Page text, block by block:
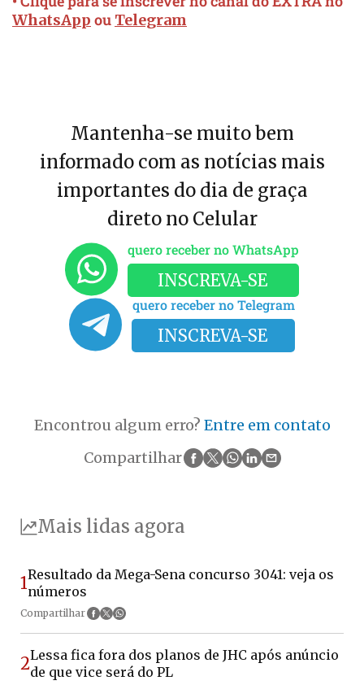
WhatsApp ou Telegram
Mantenha-se muito bem
informado com as notícias mais
importantes do dia de graça
direto no Celular
quero receber no WhatsApp
INSCREVA-SE
quero receber no Telegram
INSCREVA-SE
Encontrou algum erro? Entre em contato
Compartilhar
Mais lidas agora
1Resultado da Mega-Sena concurso 3041: veja os
números
Compartilhar
2Lessa fica fora dos planos de JHC após anúncio
de que vice será do PL